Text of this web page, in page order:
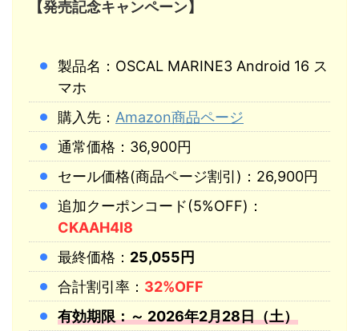
【発売記念キャンペーン】
製品名：OSCAL MARINE3 Android 16 ス
マホ
購入先： Amazon商品ページ
通常価格：36,900円
セール価格(商品ページ割引)：26,900円
追加クーポンコード(5%OFF)：
CKAAH4I8
最終価格： 25,055円
合計割引率： 32%OFF
有効期限：～ 2026年2月28日（土）